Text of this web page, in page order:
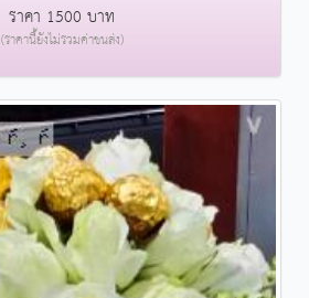
ราคา 1500 บาท
(ราคานี้ยังไม่รวมค่าขนส่ง)